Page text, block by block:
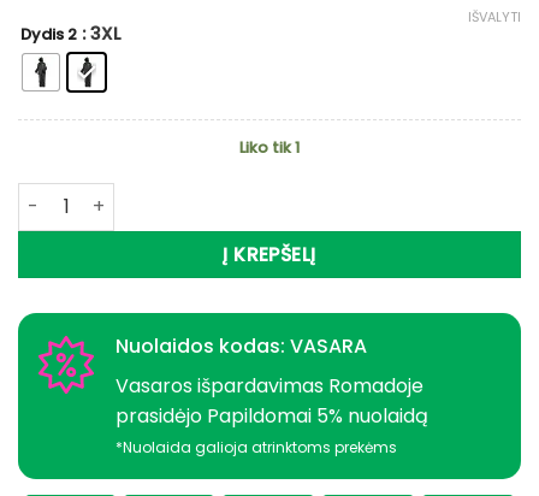
Dydis 2 : 3XL
IŠVALYTI
Liko tik 1
produkto kiekis: -48% Super Kaina 23eur Kostiumas DAM
Į KREPŠELĮ
Nuolaidos kodas: VASARA
Vasaros išpardavimas Romadoje
prasidėjo Papildomai 5% nuolaidą
*Nuolaida galioja atrinktoms prekėms